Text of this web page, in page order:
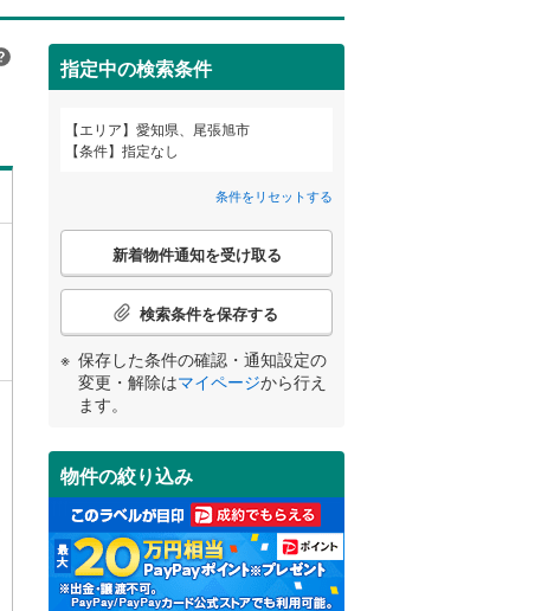
指定中の検索条件
エリア
愛知県、尾張旭市
条件
指定なし
条件をリセットする
こ
検
条
件
受
け
取
る
・
条
件
新着物件通知を受け取る
検索条件を保存する
保存した条件の確認・通知設定の
変更・解除はマイページから行え
ます。
物件の絞り込み
鹿児島
名東区(26)
一宮市(25)
安城市(35)
(6
小牧市( 12)
東海市(
知立市(17)
岩倉市(8)
田原市(32)
北名古屋市(16)
東本地ケ原町(1)
旭前町(2)
愛知高速交通リニモ(12)
名鉄西尾線(0)
名鉄豊田線(0)
名鉄小牧線(0)
近鉄名古屋線(0)
太陽光発電システム（2）
0）
3階建て以上（3）
小学校まで1km以内
南道路（8）